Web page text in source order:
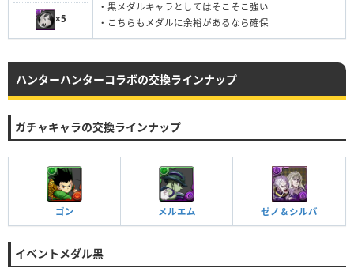
×5
・黒メダルキャラとしてはそこそこ強い
・こちらもメダルに余裕があるなら確保
ハンターハンターコラボの交換ラインナップ
ガチャキャラの交換ラインナップ
ゴン メルエム ゼノ＆シルバ
イベントメダル黒